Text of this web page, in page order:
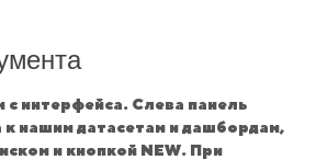
с интерфейса. Слева панель
к нашим датасетам и дашбордам,
и кнопкой NEW. При